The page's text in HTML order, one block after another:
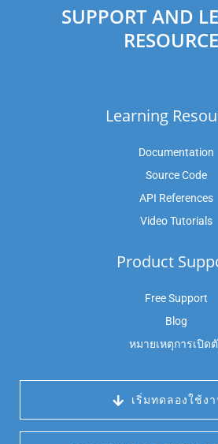
SUPPORT AND
Learning
Documentation
Source Code
API References
Video Tutorials
Product
Free Support
Blog
หมายเหตุการเปิด
เริ่มทดลองใช้ง